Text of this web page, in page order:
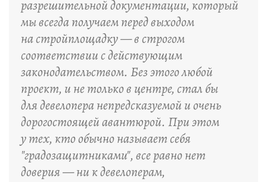
разрешительной документации, который
мы всегда получаем перед выходом
на стройплощадку — в строгом
соответствии с действующим
законодательством. Без этого любой
проект, и не только в центре, стал бы
для девелопера непредсказуемой и очень
дорогостоящей авантюрой. При этом
у тех, кто обычно называет себя
"градозащитниками", все равно нет
доверия — ни к девелоперам,